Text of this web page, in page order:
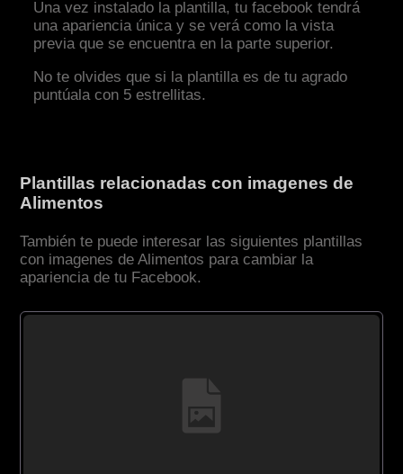
Una vez instalado la plantilla, tu facebook tendrá
una apariencia única y se verá como la vista
previa que se encuentra en la parte superior.
No te olvides que si la plantilla es de tu agrado
puntúala con 5 estrellitas.
Plantillas relacionadas con imagenes de
Alimentos
También te puede interesar las siguientes plantillas
con imagenes de Alimentos para cambiar la
apariencia de tu Facebook.